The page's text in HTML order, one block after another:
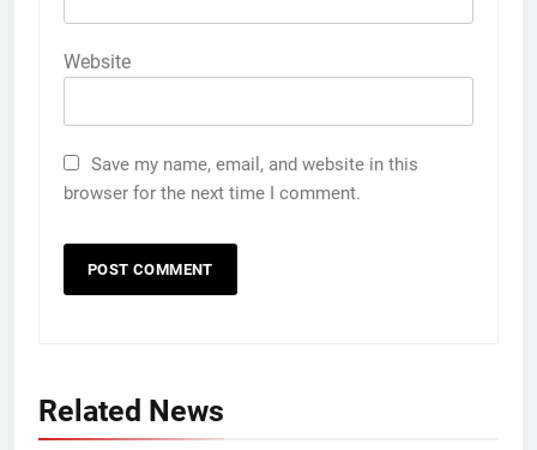
Website
Save my name, email, and website in this
browser for the next time I comment.
Related News65 Siswa SD Negeri Jetak
Kunduran Tetap Semangat KBM